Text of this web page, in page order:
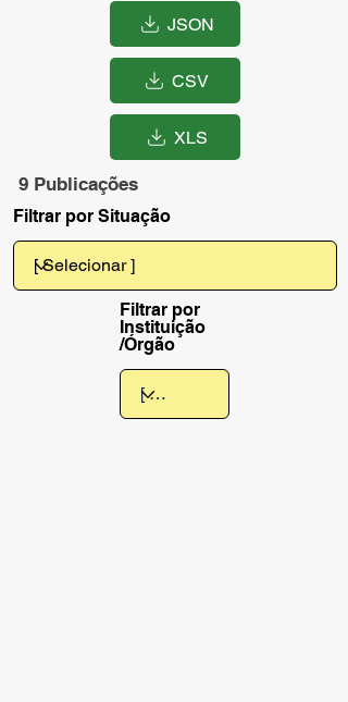
JSON
CSV
XLS
9 Publicações
Filtrar por Situação
Filtrar por
Instituição
/Órgão